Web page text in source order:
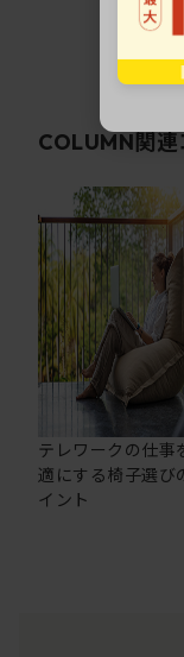
COLUMN関
テレワークの仕事
適にする椅子選び
イント